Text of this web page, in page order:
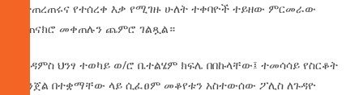
የተጠረጠሩና የተሰረቀ እቃ የሚገዙ ሁለት ተቀባዮች ተይዘው ምርመራው
ተጠናክሮ መቀጠሉን ጨምሮ ገልጿል።
የአዳምስ ህንፃ ተወካይ ወ/ሮ ቤተልሄም ክፍሌ በበኩላቸው፤ ተመሳሳይ የስርቆት
ወንጀል በተቋማቸው ላይ ሲፈፀም መቆየቱን አስተውሰው ፖሊስ ለጉዳዮ